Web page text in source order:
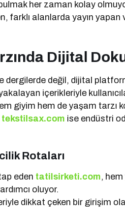
her zaman kolay
farklı alanlarda yayın yapan
Dijital
dergilerde değil, dijital
içerikleriyle
giyim hem de yaşam tarzı
tekstilsax.com ise endüstri
Rotaları
eden tatilsirketi.com,
oluyor.
dikkat çeken bir girişim